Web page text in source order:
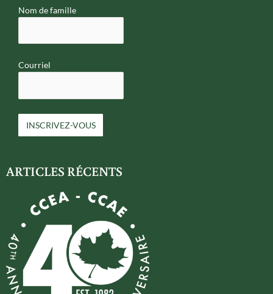
Nom de famille
Courriel
ARTICLES RÉCENTS